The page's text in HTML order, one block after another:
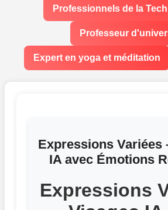
Professionnels de la
Professeur
Expert en yoga et méditation
Expressions Variées
IA avec Émotions
Expressions